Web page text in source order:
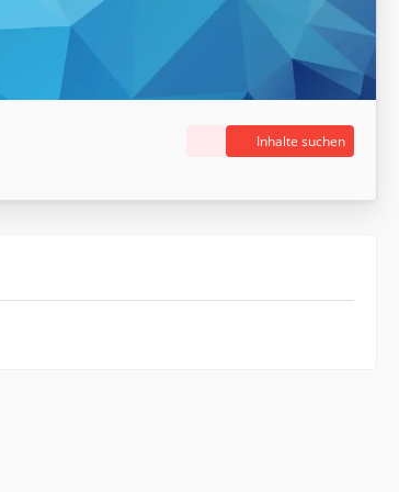
Inhalte suchen